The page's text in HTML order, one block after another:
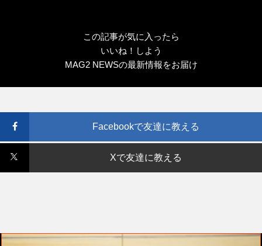
この記事が気に入ったら
いいね！しよう
MAG2 NEWSの最新情報をお届け
Facebookで友達に教える
Xで友達に教える